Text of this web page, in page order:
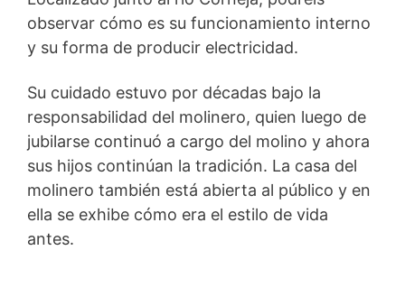
observar cómo es su funcionamiento interno
y su forma de producir electricidad.
Su cuidado estuvo por décadas bajo la
responsabilidad del molinero, quien luego de
jubilarse continuó a cargo del molino y ahora
sus hijos continúan la tradición. La casa del
molinero también está abierta al público y en
ella se exhibe cómo era el estilo de vida
antes.